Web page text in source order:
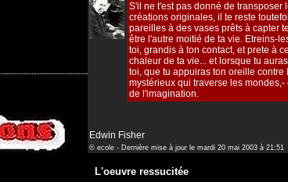
S'il ne t'est pas donné de
créations originales, il te reste
pareilles à des vases prêts à capter
être l'autre moitié de ta vie. Etreins-
toi, grandis à ton contact, et prete à
chaleur de ta vie... et lorsque tu
toi, que tu appuiras ton oreille
mystérieux qui traverse les
de l'imagination.
Edwin Fisher
© ecole - Dernière mise à jour le mardi 20 mai 2003 à 21:51
L'oeuvre ressucitée